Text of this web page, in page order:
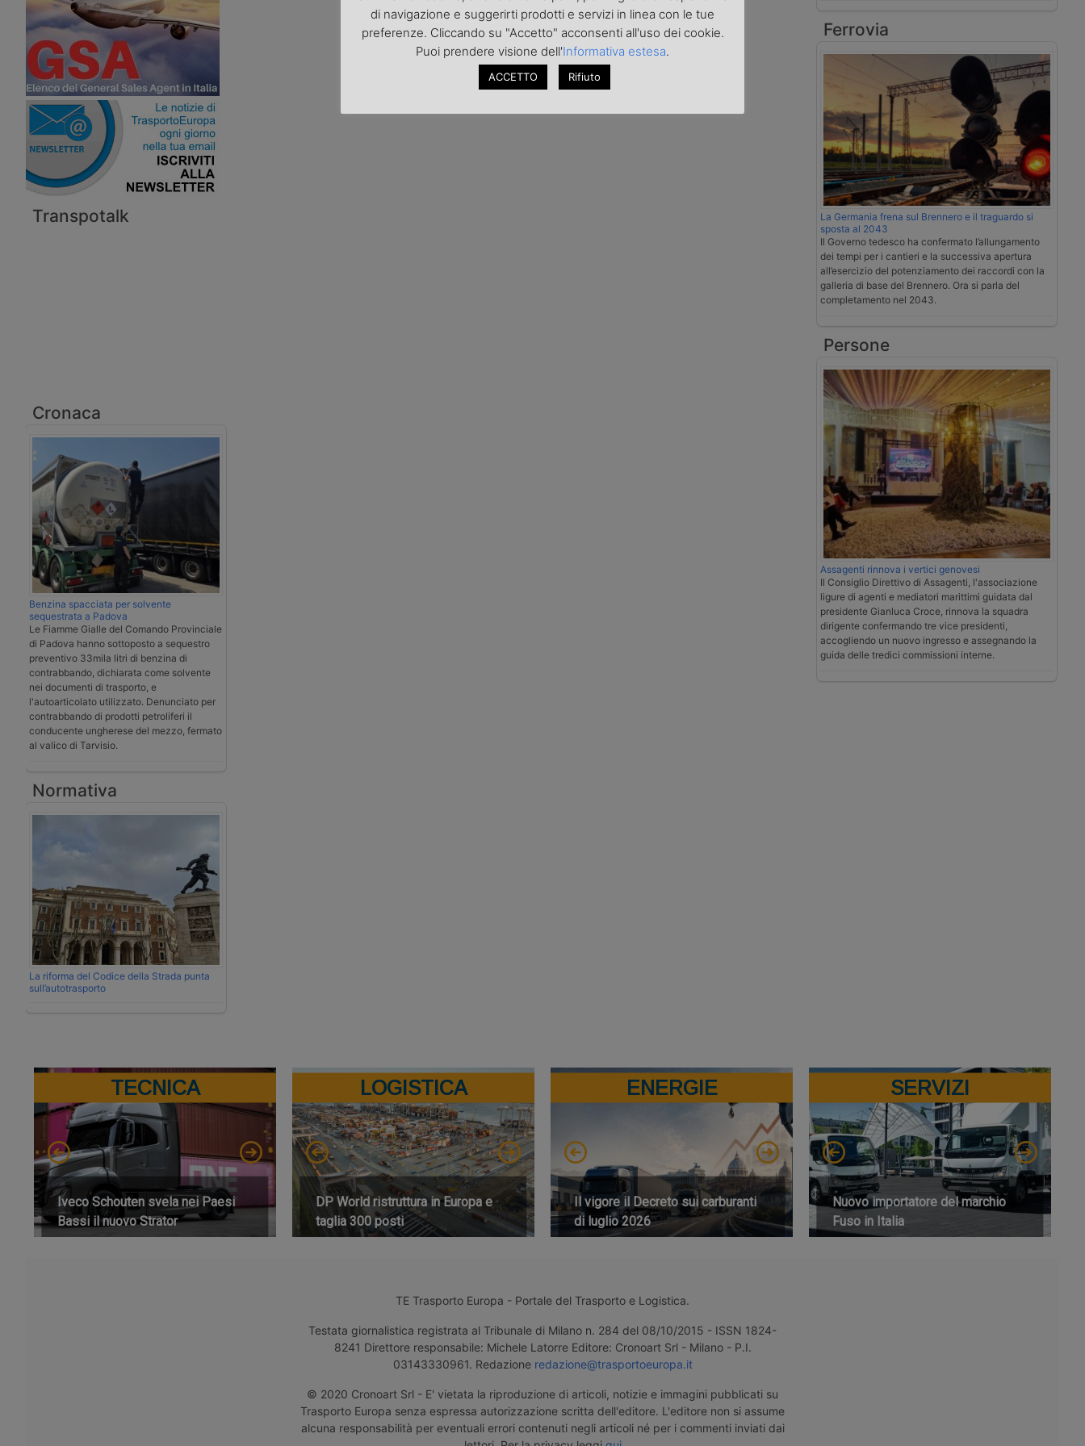
Transpotalk
Cronaca
Benzina spacciata per solvente
sequestrata a Padova
Le Fiamme Gialle del Comando Provinciale
di Padova hanno sottoposto a sequestro
preventivo 33mila litri di benzina di
contrabbando, dichiarata come solvente
nei documenti di trasporto, e
l'autoarticolato utilizzato. Denunciato per
contrabbando di prodotti petroliferi il
conducente ungherese del mezzo, fermato
al valico di Tarvisio.
Normativa
La riforma del Codice della Strada punta
sull’autotrasporto
Ferrovia
La Germania frena sul Brennero e il traguardo si
sposta al 2043
Il Governo tedesco ha confermato l’allungamento
dei tempi per i cantieri e la successiva apertura
all’esercizio del potenziamento dei raccordi con la
galleria di base del Brennero. Ora si parla del
completamento nel 2043.
Persone
Assagenti rinnova i vertici genovesi
Il Consiglio Direttivo di Assagenti, l'associazione
ligure di agenti e mediatori marittimi guidata dal
presidente Gianluca Croce, rinnova la squadra
dirigente confermando tre vice presidenti,
accogliendo un nuovo ingresso e assegnando la
guida delle tredici commissioni interne.
TECNICA
Iveco Schouten svela nei Paesi
Bassi il nuovo Strator
LOGISTICA
DP World ristruttura in Europa e
taglia 300 posti
ENERGIE
Il vigore il Decreto sui carburanti
di luglio 2026
SERVIZI
Nuovo importatore del marchio
Fuso in Italia
TE Trasporto Europa - Portale del Trasporto e Logistica.
Testata giornalistica registrata al Tribunale di Milano n. 284 del 08/10/2015 - ISSN 1824-
8241 Direttore responsabile: Michele Latorre Editore: Cronoart Srl - Milano - P.I.
03143330961. Redazione redazione@trasportoeuropa.it
© 2020 Cronoart Srl - E' vietata la riproduzione di articoli, notizie e immagini pubblicati su
Trasporto Europa senza espressa autorizzazione scritta dell'editore. L'editore non si assume
alcuna responsabilità per eventuali errori contenuti negli articoli né per i commenti inviati dai
di navigazione e suggerirti prodotti e servizi in linea con le tue
preferenze. Cliccando su "Accetto" acconsenti all'uso dei cookie.
Puoi prendere visione dell'Informativa estesa.
ACCETTO Rifiuto